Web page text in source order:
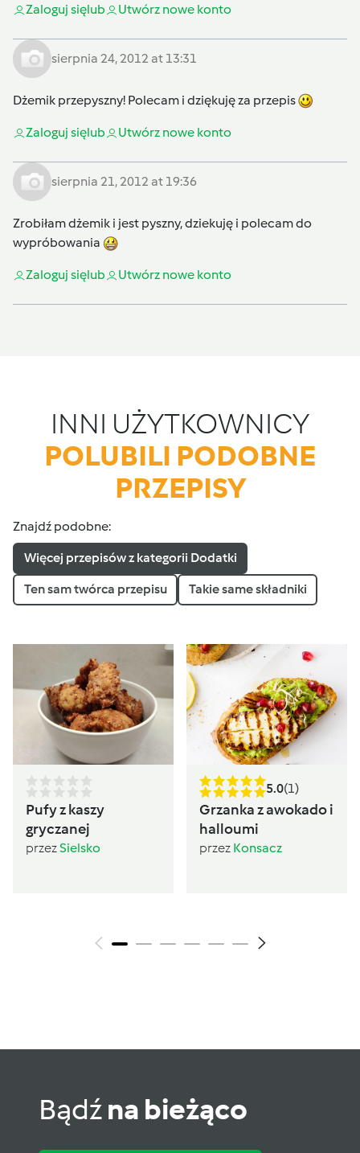
Zaloguj sięlub Utwórz nowe konto
sierpnia 24, 2012 at 13:31
Dżemik przepyszny! Polecam i dziękuję za przepis
Zaloguj sięlub Utwórz nowe konto
sierpnia 21, 2012 at 19:36
Zrobiłam dżemik i jest pyszny, dziekuję i polecam do
wypróbowania
Zaloguj sięlub Utwórz nowe konto
INNI UŻYTKOWNICY
POLUBILI PODOBNE
PRZEPISY
Znajdź podobne:
Więcej przepisów z kategorii Dodatki
Ten sam twórca przepisu Takie same składniki
Pufy z kaszy
gryczanej
przezSielsko
5.0(1)
Grzanka z awokado i
halloumi
przez Konsacz
Bądźna bieżąco